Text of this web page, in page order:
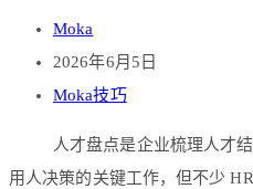
Moka
2026年6月5日
Moka技巧
人才盘点是企业梳理人才
用人决策的关键工作，但不少